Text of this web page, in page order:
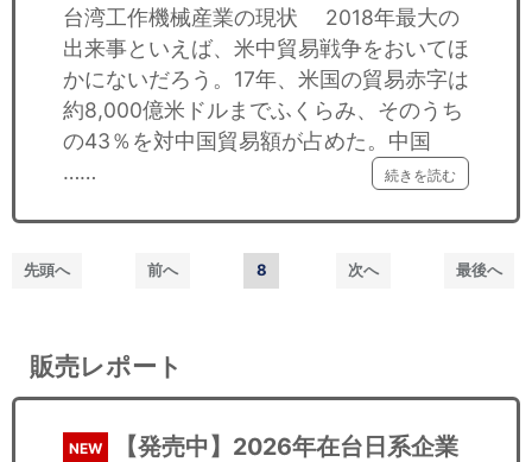
台湾工作機械産業の現状 2018年最大の
出来事といえば、米中貿易戦争をおいてほ
かにないだろう。17年、米国の貿易赤字は
約8,000億米ドルまでふくらみ、そのうち
の43％を対中国貿易額が占めた。中国
……
続きを読む
先頭へ 前へ 8 次へ 最後へ
販売レポート
NEW
【発売中】2026年在台日系企業